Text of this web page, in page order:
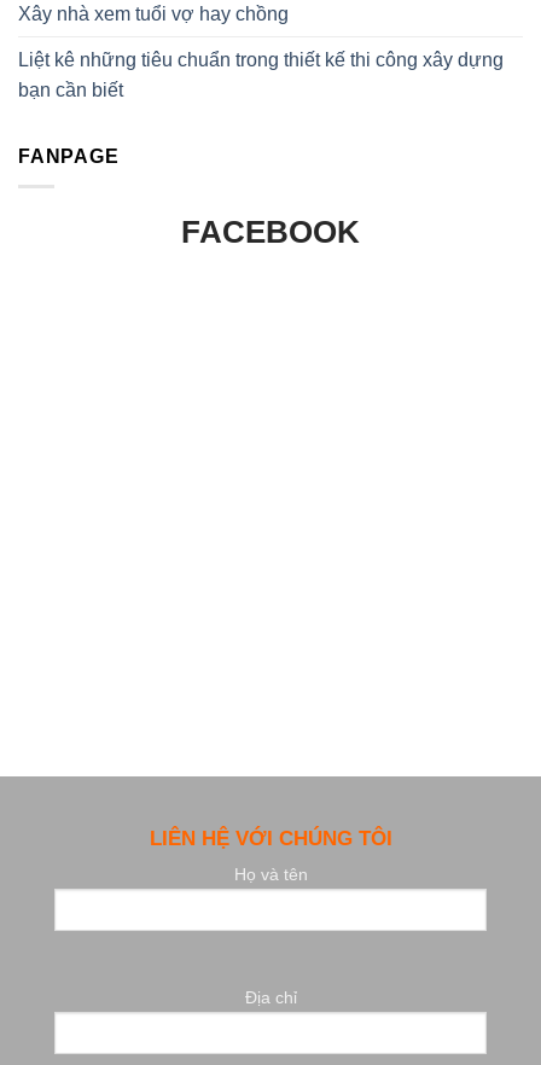
Xây nhà xem tuổi vợ hay chồng
Liệt kê những tiêu chuẩn trong thiết kế thi công xây dựng
bạn cần biết
FANPAGE
FACEBOOK
LIÊN HỆ VỚI CHÚNG TÔI
Họ và tên
Địa chỉ